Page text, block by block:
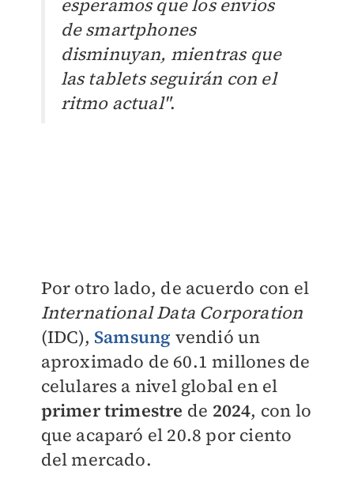
esperamos que los envíos
de smartphones
disminuyan, mientras que
las tablets seguirán con el
ritmo actual".
Por otro lado, de acuerdo con el
International Data Corporation
(IDC), Samsung vendió un
aproximado de 60.1 millones de
celulares a nivel global en el
primer trimestre de 2024, con lo
que acaparó el 20.8 por ciento
del mercado.